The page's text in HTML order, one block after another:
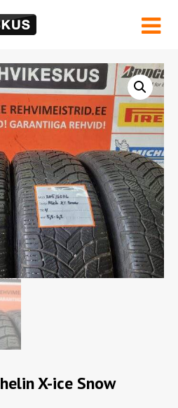
sirgendamine
X-ice Snow